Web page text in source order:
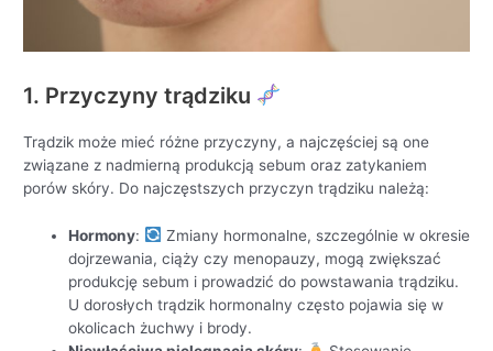
1. Przyczyny trądziku
Trądzik może mieć różne przyczyny, a najczęściej są one
związane z nadmierną produkcją sebum oraz zatykaniem
porów skóry. Do najczęstszych przyczyn trądziku należą:
Hormony:
Zmiany hormonalne, szczególnie w okresie
dojrzewania, ciąży czy menopauzy, mogą zwiększać
produkcję sebum i prowadzić do powstawania trądziku.
U dorosłych trądzik hormonalny często pojawia się w
okolicach żuchwy i brody.